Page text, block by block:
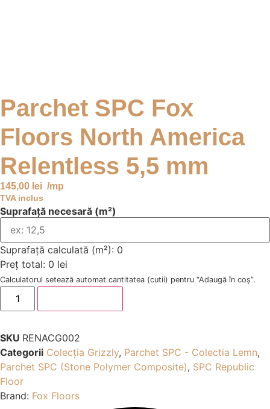
Parchet SPC Fox
Floors North America
Relentless 5,5 mm
145,00 lei /mp
TVA inclus
Suprafață necesară (m²)
Suprafață calculată (m²): 0
Preț total: 0 lei
Calculatorul setează automat cantitatea (cutii) pentru “Adaugă în coș”.
Cantitate
Parchet
SPC
North
America
Relentless
5,5
mm
SKU RENACG002
Categorii Colecția Grizzly, Parchet SPC - Colectia Lemn,
Parchet SPC (Stone Polymer Composite), SPC Republic
Floor
Brand: Fox Floors